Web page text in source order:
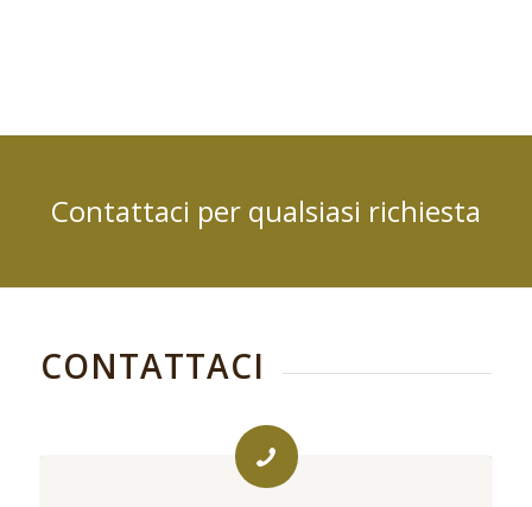
Contattaci per qualsiasi richiesta
CONTATTACI